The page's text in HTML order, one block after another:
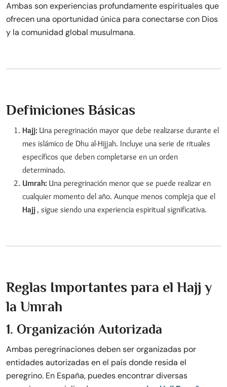
Ambas son experiencias profundamente espirituales que
ofrecen una oportunidad única para conectarse con Dios
y la comunidad global musulmana.
Definiciones Básicas
Hajj: Una peregrinación mayor que debe realizarse durante el
mes islámico de Dhu al-Hijjah. Incluye una serie de rituales
específicos que deben completarse en un orden
determinado.
Umrah: Una peregrinación menor que se puede realizar en
cualquier momento del año. Aunque menos compleja que el
Hajj, sigue siendo una experiencia espiritual significativa.
Reglas Importantes para el Hajj y
la Umrah
1. Organización Autorizada
Ambas peregrinaciones deben ser organizadas por
entidades autorizadas en el país donde resida el
peregrino. En España, puedes encontrar diversas